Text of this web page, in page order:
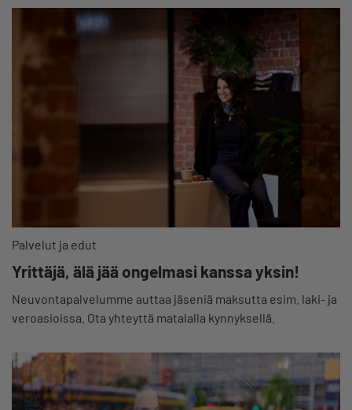
Palvelut ja edut
Yrittäjä, älä jää ongelmasi kanssa yksin!
Neuvontapalvelumme auttaa jäseniä maksutta esim. laki- ja
veroasioissa. Ota yhteyttä matalalla kynnyksellä.